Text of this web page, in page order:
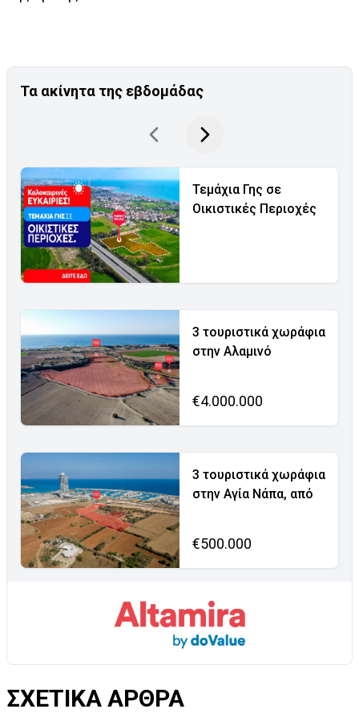
Τα ακίνητα της εβδομάδας
Τεμάχια Γης σε
Οικιστικές Περιοχές
3 τουριστικά χωράφια
στην Αλαμινό
€4.000.000
3 τουριστικά χωράφια
στην Αγία Νάπα, από
€500.000
ΣΧΕΤΙΚΑ ΑΡΘΡΑ